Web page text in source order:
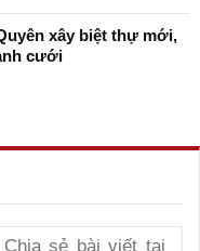
xây biệt thự mới,
cưới